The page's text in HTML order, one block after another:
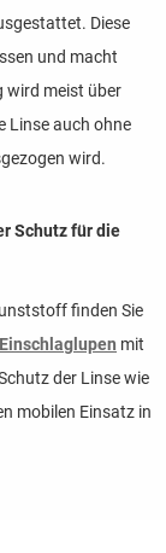
Diese
und macht
wird meist über
Linse auch ohne
wird.
Schutz für die
finden Sie
Einschlaglupen mit
der Linse wie
mobilen Einsatz in